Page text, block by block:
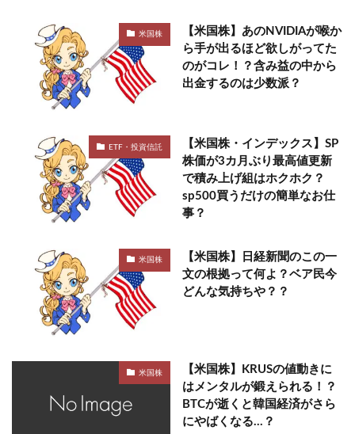
米国株
【米国株】あのNVIDIAが喉か
ら手が出るほど欲しがってた
のがコレ！？含み益の中から
出金するのは少数派？
ETF・投資信託
【米国株・インデックス】SP
株価が3カ月ぶり最高値更新
で積み上げ組はホクホク？
sp500買うだけの簡単なお仕
事？
米国株
【米国株】日経新聞のこの一
文の根拠って何よ？ベア民今
どんな気持ちや？？
米国株
【米国株】KRUSの値動きに
はメンタルが鍛えられる！？
BTCが逝くと韓国経済がさら
にやばくなる…？